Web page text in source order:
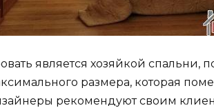
является хозяйкой спальни,
размера, которая
рекомендуют своим